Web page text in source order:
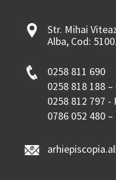
Str. Mihai
Alba, Cod:
0258 811 690
0258 818 188
0258 812 797 -
0786 052 480